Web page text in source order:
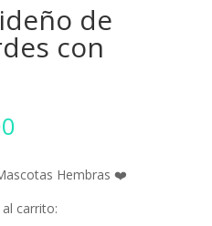
de
con
Rango
precios:
desde
$10.00
Hembras ❤️
carrito: